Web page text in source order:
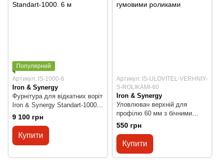
Популярний
Артикул: IS-1000-6
Iron & Synergy
Фурнітура для відкатних воріт
Iron & Synergy Standart-1000.
6 м
9 100 грн
Купити
Артикул: IS-ULOVITEL-VERHNIY-
S-ROLIKAMI-60
Iron & Synergy
Уловлювач верхній для
профілю 60 мм з бічними
гумовими роликами
550 грн
Купити